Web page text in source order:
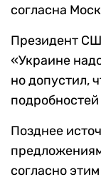
согласна
Президент
«Украине
но допустил,
Позднее
согласно